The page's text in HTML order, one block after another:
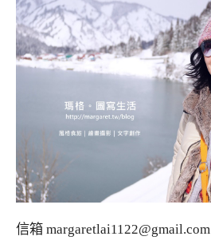
信箱 margaretlai1122@gmail.com